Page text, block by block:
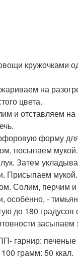
кружочками
на
цвета.
и отставляем на
форму
посыпаем
Затем
Присыпаем
Солим, перчим
особенно, -
до 180
засыпаем
гарнир:
грамм: 50 ккал.